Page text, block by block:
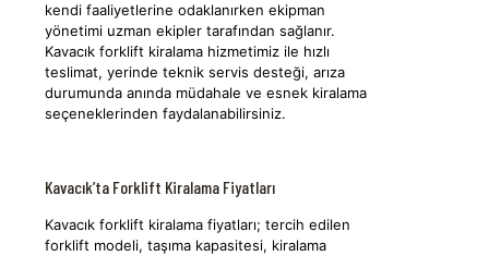
kendi faaliyetlerine odaklanırken ekipman
yönetimi uzman ekipler tarafından sağlanır.
Kavacık forklift kiralama hizmetimiz ile hızlı
teslimat, yerinde teknik servis desteği, arıza
durumunda anında müdahale ve esnek kiralama
seçeneklerinden faydalanabilirsiniz.
Kavacık’ta Forklift Kiralama Fiyatları
Kavacık forklift kiralama fiyatları; tercih edilen
forklift modeli, taşıma kapasitesi, kiralama